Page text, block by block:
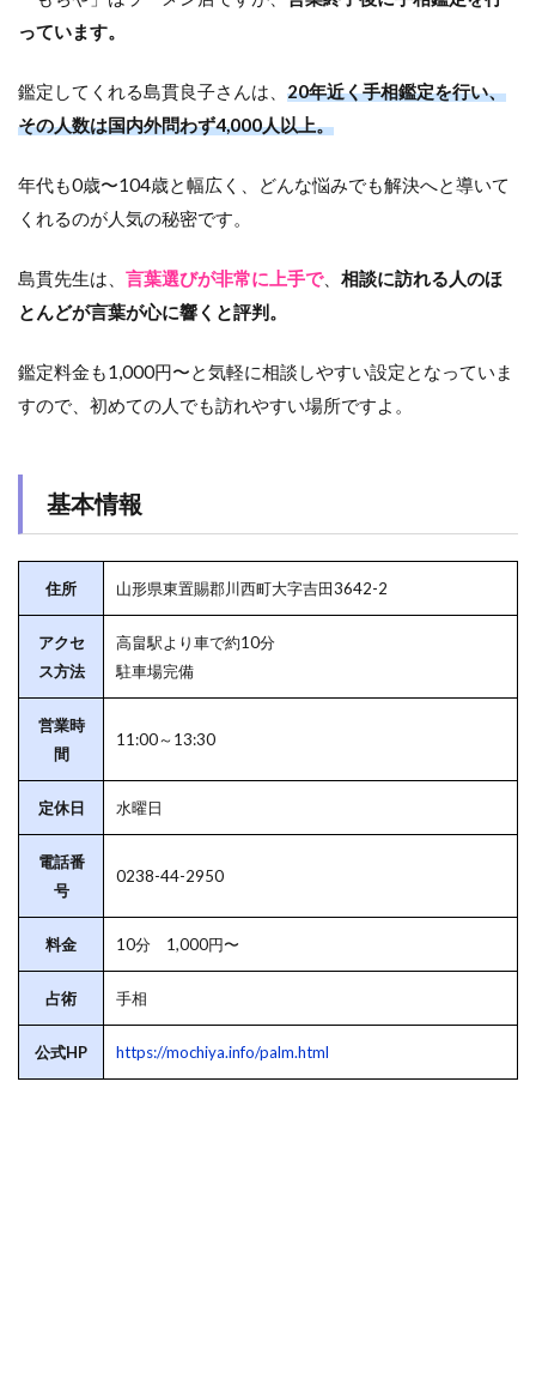
っています。
鑑定してくれる島貫良子さんは、 20年近く手相鑑定を行い、
その人数は国内外問わず4,000人以上。
年代も0歳〜104歳と幅広く、どんな悩みでも解決へと導いて
くれるのが人気の秘密です。
島貫先生は、 言葉選びが非常に上手で、 相談に訪れる人のほ
とんどが言葉が心に響くと評判。
鑑定料金も1,000円〜と気軽に相談しやすい設定となっていま
すので、初めての人でも訪れやすい場所ですよ。
基本情報
住所 山形県東置賜郡川西町大字吉田3642-2
アクセ
ス方法
高畠駅より車で約10分
駐車場完備
営業時
間
11:00～13:30
定休日 水曜日
電話番
号
0238-44-2950
料金 10分 1,000円〜
占術 手相
公式HP https://mochiya.info/palm.html